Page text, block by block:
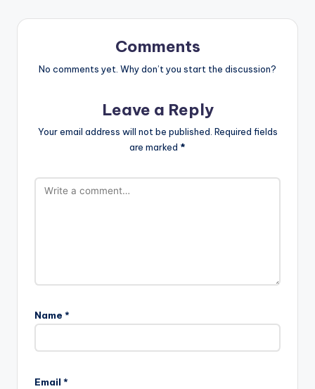
Comments
No comments yet. Why don’t you start the discussion?
Leave a Reply
Your email address will not be published. Required fields
are marked *
Name *
Email *